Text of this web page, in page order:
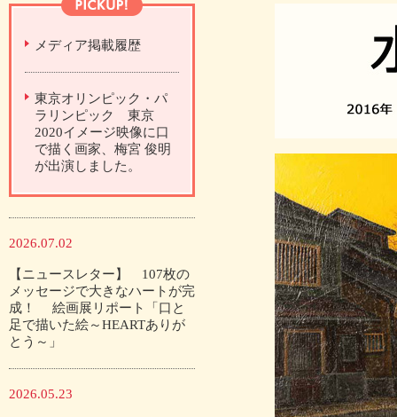
メディア掲載履歴
東京オリンピック・パ
ラリンピック 東京
2020イメージ映像に口
で描く画家、梅宮 俊明
が出演しました。
2026.07.02
【ニュースレター】 107枚の
メッセージで大きなハートが完
成！ 絵画展リポート「口と
足で描いた絵～HEARTありが
とう～」
2026.05.23